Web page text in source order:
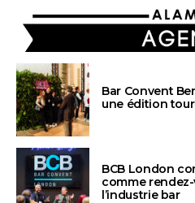
Bar Convent
une édition
BCB London
comme
l’industrie bar